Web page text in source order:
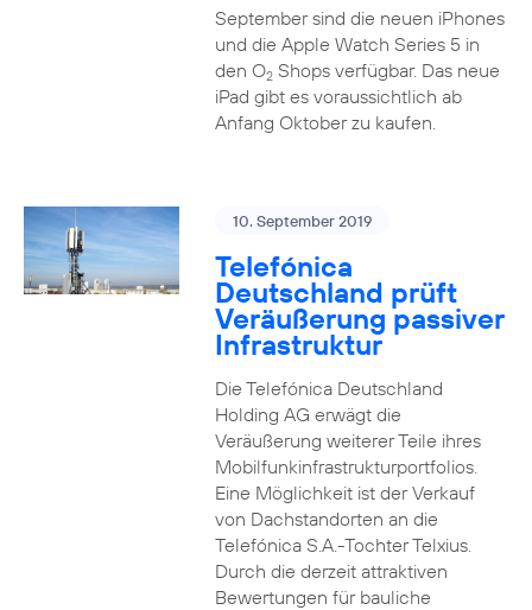
September sind die neuen iPhones
und die Apple Watch Series 5 in
den O2Shops verfügbar. Das neue
iPad gibt es voraussichtlich ab
Anfang Oktober zu kaufen.
10. September 2019
Telefónica
Deutschland prüft
Veräußerung passiver
Infrastruktur
Die Telefónica Deutschland
Holding AG erwägt die
Veräußerung weiterer Teile ihres
Mobilfunkinfrastrukturportfolios.
Eine Möglichkeit ist der Verkauf
von Dachstandorten an die
Telefónica S.A.-Tochter Telxius.
Durch die derzeit attraktiven
Bewertungen für bauliche